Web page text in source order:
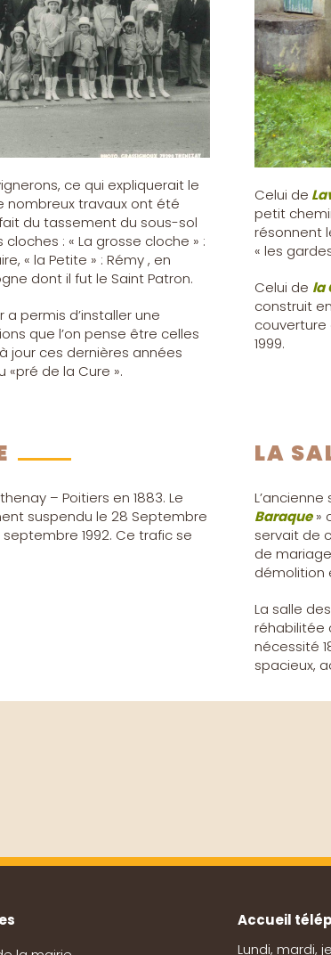
ce qui expliquerait le
nombreux travaux ont été
du tassement du sous-sol
: « La grosse cloche » :
« la Petite » : Rémy , en
dont il fut le Saint Patron.
a permis d’installer une
que l’on pense être celles
jour ces dernières années
«pré de la Cure ».
Celui de
petit
résonnent
« les
Celui de la
construit
couverture
1999.
– Poitiers en 1883. Le
suspendu le 28 Septembre
1992. Ce trafic se
LA
Baraque»
servait de
de
démolition
La salle
réhabilitée
nécessité
spacieux,
Accueil
Lundi, mardi,